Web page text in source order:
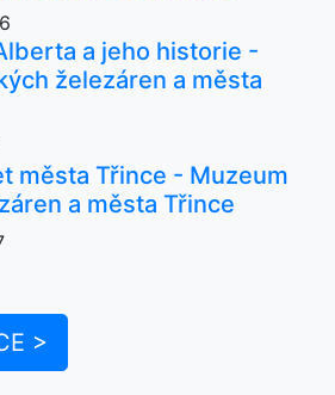
a jeho historie -
železáren a města
města Třince - Muzeum
a města Třince
>